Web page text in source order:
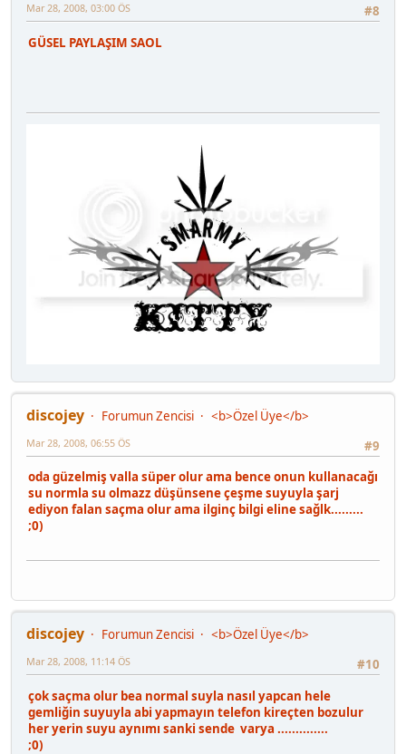
#8
Mar 28, 2008, 03:00 ÖS
GÜSEL PAYLAŞIM SAOL
discojey Forumun Zencisi
<b>Özel Üye</b>
#9
Mar 28, 2008, 06:55 ÖS
oda güzelmiş valla süper olur ama bence onun kullanacağı
su normla su olmazz düşünsene çeşme suyuyla şarj
ediyon falan saçma olur ama ilginç bilgi eline sağlk.........
;0)
discojey Forumun Zencisi
<b>Özel Üye</b>
#10
Mar 28, 2008, 11:14 ÖS
çok saçma olur bea normal suyla nasıl yapcan hele
gemliğin suyuyla abi yapmayın telefon kireçten bozulur
her yerin suyu aynımı sanki sende varya ..............
;0)